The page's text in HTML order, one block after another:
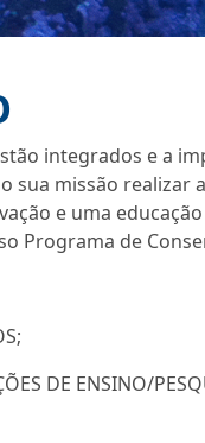
integrados e a
sua missão realizar
e uma
Programa de
DE ENSINO/